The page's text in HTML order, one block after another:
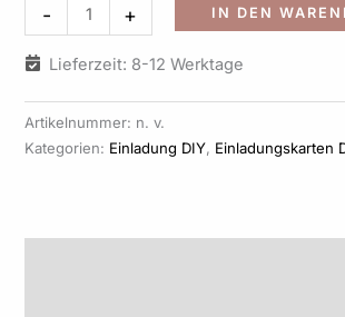
- + IN DEN
Lieferzeit: 8-12 Werktage
Artikelnummer: n. v.
Kategorien: Einladung DIY, Einladungskarten